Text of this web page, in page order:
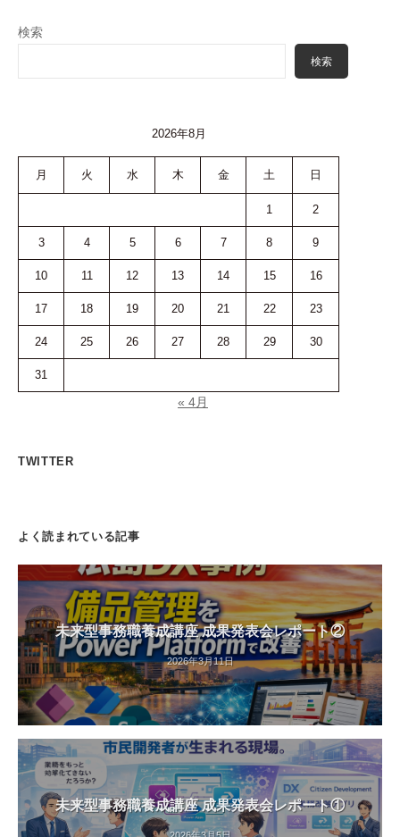
検索
検索
2026年8月
月 火 水 木 金 土 日
1 2
3 4 5 6 7 8 9
10 11 12 13 14 15 16
17 18 19 20 21 22 23
24 25 26 27 28 29 30
31
« 4月
TWITTER
よく読まれている記事
未来型事務職養成講座 成果発表会レポート②
2026年3月11日
未来型事務職養成講座 成果発表会レポート①